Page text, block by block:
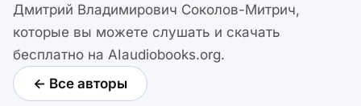
Дмитрий Владимирович Соколов-Митрич,
которые вы можете слушать и скачать
бесплатно на AIaudiobooks.org.
← Все авторы